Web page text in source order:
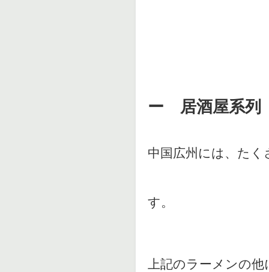
ー 居酒屋系
中国広州には、た
す。
上記のラーメンの